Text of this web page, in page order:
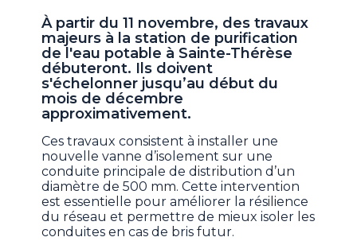
À partir du 11 novembre, des travaux
majeurs à la station de purification
de l'eau potable à Sainte-Thérèse
débuteront. Ils doivent
s'échelonner jusqu’au début du
mois de décembre
approximativement.
Ces travaux consistent à installer une
nouvelle vanne d’isolement sur une
conduite principale de distribution d’un
diamètre de 500 mm. Cette intervention
est essentielle pour améliorer la résilience
du réseau et permettre de mieux isoler les
conduites en cas de bris futur.